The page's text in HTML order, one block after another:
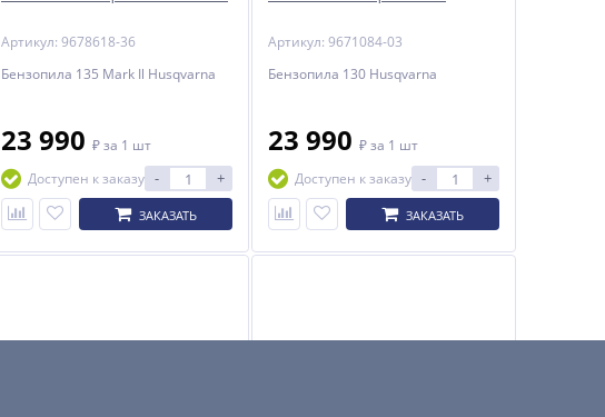
Артикул: 9678618-36
Бензопила 135 Mark Il Husqvarna
23 990 ₽за 1 шт
Доступен к заказу - +
ЗАКАЗАТЬ
Артикул: 9671084-03
Бензопила 130 Husqvarna
23 990 ₽за 1 шт
Доступен к заказу - +
ЗАКАЗАТЬ